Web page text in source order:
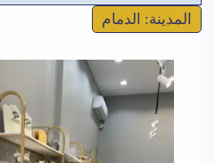
المدينة: الدمام